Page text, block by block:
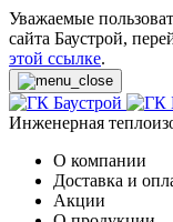
Уважаемые
сайта Баустрой,
этой ссылке.
Инженерная
О компании
Доставка и
Акции